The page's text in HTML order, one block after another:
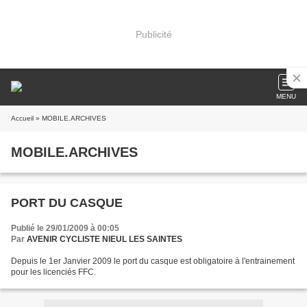
Publicité
MENU
Accueil » MOBILE.ARCHIVES
MOBILE.ARCHIVES
PORT DU CASQUE
Publié le 29/01/2009 à 00:05
Par AVENIR CYCLISTE NIEUL LES SAINTES
Depuis le 1er Janvier 2009 le port du casque est obligatoire à l'entrainement
pour les licenciés FFC.